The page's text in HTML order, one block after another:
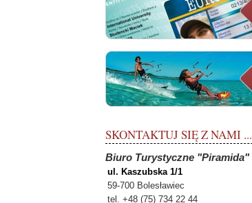
SKONTAKTUJ SIĘ Z NAMI ...
Biuro Turystyczne "Piramida"
ul. Kaszubska 1/1
59-700 Bolesławiec
tel. +48 (75) 734 22 44